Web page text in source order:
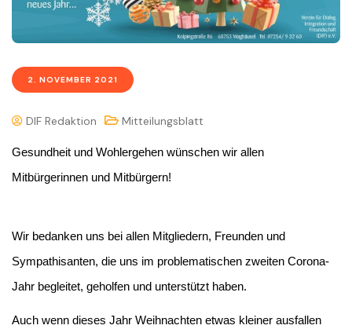
2. NOVEMBER 2021
DIF Redaktion Mitteilungsblatt
Gesundheit und Wohlergehen wünschen wir allen
Mitbürgerinnen und Mitbürgern!
Wir bedanken uns bei allen Mitgliedern, Freunden und
Sympathisanten, die uns im problematischen zweiten Corona-
Jahr begleitet, geholfen und unterstützt haben.
Auch wenn dieses Jahr Weihnachten etwas kleiner ausfallen